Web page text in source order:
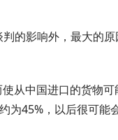
的影响外，最大的
从中国进口的货物可
为45%，以后很可能